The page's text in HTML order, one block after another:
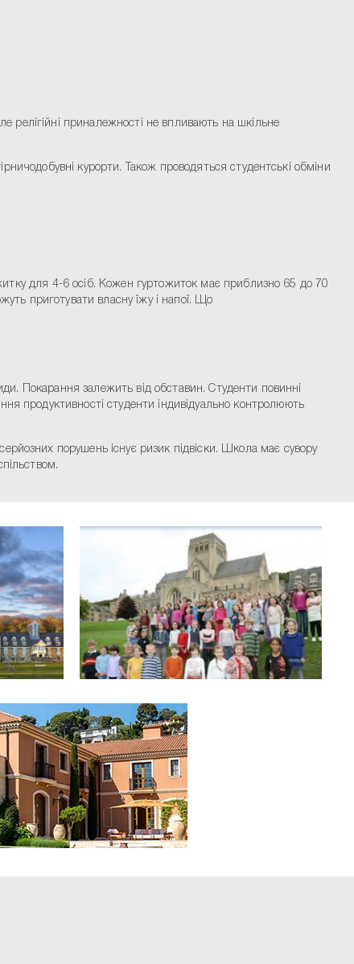
релігійні приналежності не впливають на шкільне
курорти. Також проводяться студентські обміни
для 4-6 осіб. Кожен гуртожиток має приблизно 65 до 70
приготувати власну їжу і напої. Що
Покарання залежить від обставин. Студенти повинні
продуктивності студенти індивідуально контролюють
порушень існує ризик підвіски. Школа має сувору